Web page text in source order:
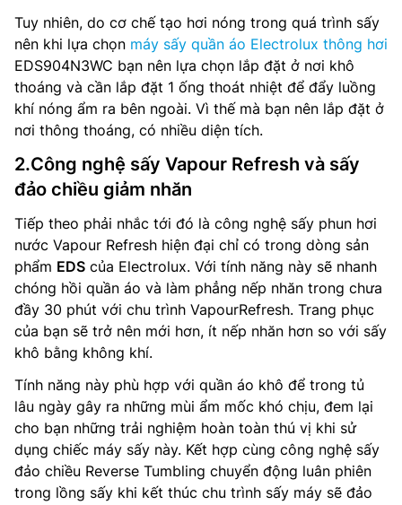
Tuy nhiên, do cơ chế tạo hơi nóng trong quá trình sấy
nên khi lựa chọn máy sấy quần áo Electrolux thông hơi
EDS904N3WC bạn nên lựa chọn lắp đặt ở nơi khô
thoáng và cần lắp đặt 1 ống thoát nhiệt để đẩy luồng
khí nóng ẩm ra bên ngoài. Vì thế mà bạn nên lắp đặt ở
nơi thông thoáng, có nhiều diện tích.
2.Công nghệ sấy Vapour Refresh và sấy
đảo chiều giảm nhăn
Tiếp theo phải nhắc tới đó là công nghệ sấy phun hơi
nước Vapour Refresh hiện đại chỉ có trong dòng sản
phẩm EDS của Electrolux. Với tính năng này sẽ nhanh
chóng hồi quần áo và làm phẳng nếp nhăn trong chưa
đầy 30 phút với chu trình VapourRefresh. Trang phục
của bạn sẽ trở nên mới hơn, ít nếp nhăn hơn so với sấy
khô bằng không khí.
Tính năng này phù hợp với quần áo khô để trong tủ
lâu ngày gây ra những mùi ẩm mốc khó chịu, đem lại
cho bạn những trải nghiệm hoàn toàn thú vị khi sử
dụng chiếc máy sấy này. Kết hợp cùng công nghệ sấy
đảo chiều Reverse Tumbling chuyển động luân phiên
trong lồng sấy khi kết thúc chu trình sấy máy sẽ đảo